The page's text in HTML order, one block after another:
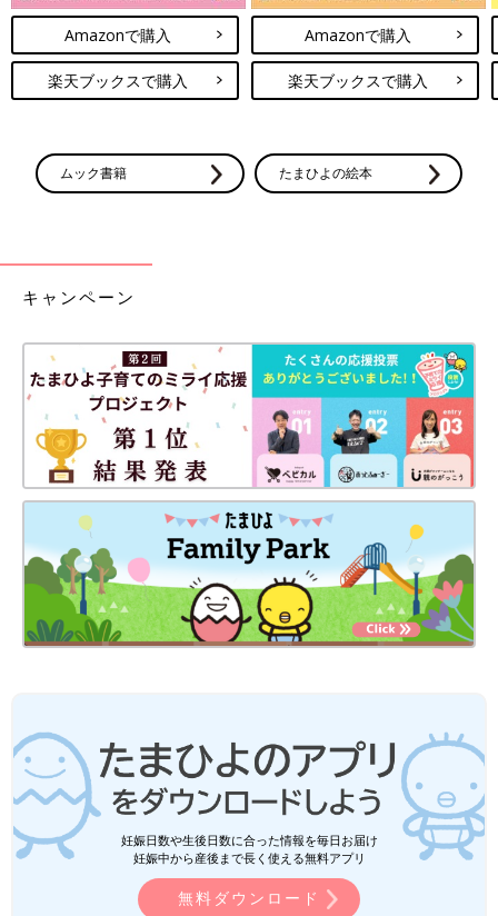
Amazonで購入
楽天ブックスで購入
Amazonで購入
楽天ブックスで購入
ムック書籍 たまひよの絵本
キャンペーン
妊娠日数や生後日数に合った情報を毎日お届け
妊娠中から産後まで長く使える無料アプリ
無料ダウンロード